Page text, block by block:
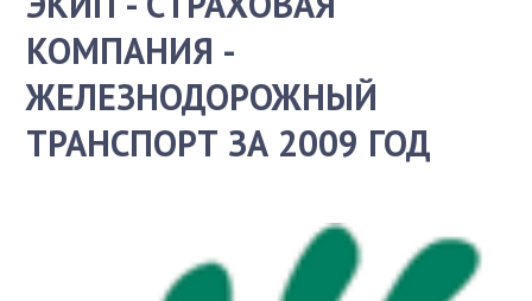
КОМПАНИЯ -
ЖЕЛЕЗНОДОРОЖНЫЙ
ТРАНСПОРТ ЗА 2009 ГОД